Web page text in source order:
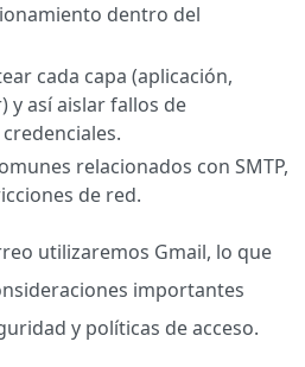
dentro del
cada capa (aplicación,
y así aislar fallos de
relacionados con SMTP,
de red.
utilizaremos Gmail, lo que
importantes
y políticas de acceso.